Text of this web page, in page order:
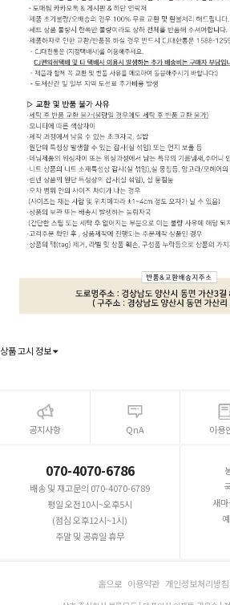
상품 고시 정보
공지사항 QnA 이용
070-4070-6786
배송 및 재고문의 070-4070-6789
평일 오전10시~오후5시
(점심 오후12시~1시)
주말 및 공휴일 휴무
새
홈으로 이용약관 개인정보처리방침